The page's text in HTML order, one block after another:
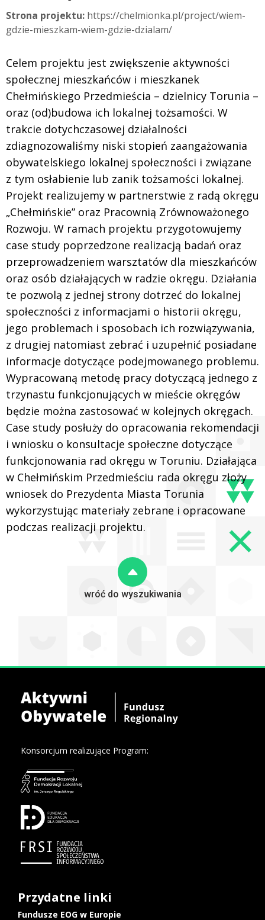
Strona projektu: https://chelmionka.pl/project/wiem-
gdzie-mieszkam-wiem-gdzie-dzialam/
Celem projektu jest zwiększenie aktywności
społecznej mieszkańców i mieszkanek
Chełmińskiego Przedmieścia – dzielnicy Torunia –
oraz (od)budowa ich lokalnej tożsamości. W
trakcie dotychczasowej działalności
zdiagnozowaliśmy niski stopień zaangażowania
obywatelskiego lokalnej społeczności i związane
z tym osłabienie lub zanik tożsamości lokalnej.
Projekt realizujemy w partnerstwie z radą okręgu
„Chełmińskie” oraz Pracownią Zrównoważonego
Rozwoju. W ramach projektu przygotowujemy
case study poprzedzone realizacją badań oraz
przeprowadzeniem warsztatów dla mieszkańców
oraz osób działających w radzie okręgu. Działania
te pozwolą z jednej strony dotrzeć do lokalnej
społeczności z informacjami o historii okręgu,
jego problemach i sposobach ich rozwiązywania,
z drugiej natomiast zebrać i uzupełnić posiadane
informacje dotyczące podejmowanego problemu.
Wypracowaną metodę pracy dotyczącą jednego z
trzynastu funkcjonujących w mieście okręgów
będzie można zastosować w kolejnych okręgach.
Case study posłuży do opracowania rekomendacji
i wniosku o konsultacje społeczne dotyczące
funkcjonowania rad okręgu w Toruniu. Działająca
w Chełmińskim Przedmieściu rada okręgu złoży
wniosek do Prezydenta Miasta Torunia
wykorzystując materiały zebrane i opracowane
podczas realizacji projektu.
wróć do wyszukiwania
Konsorcjum realizujące Program:
Przydatne linki
Fundusze EOG w Europie